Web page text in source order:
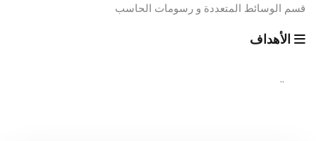
قسم الوسائط المتعددة و رسومات الحاسب
الأهداف
..